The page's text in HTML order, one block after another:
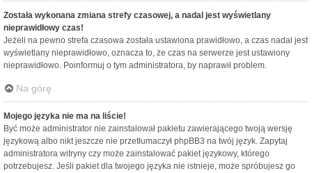
Została wykonana zmiana strefy czasowej, a nadal jest wyświetlany
nieprawidłowy czas!
Jeżeli na pewno strefa czasowa została ustawiona prawidłowo, a czas nadal jest
wyświetlany nieprawidłowo, oznacza to, że czas na serwerze jest ustawiony
nieprawidłowo. Poinformuj o tym administratora, by naprawił problem.
Na górę
Mojego języka nie ma na liście!
Być może administrator nie zainstalował pakietu zawierającego twoją wersję
językową albo nikt jeszcze nie przetłumaczył phpBB3 na twój język. Zapytaj
administratora witryny czy może zainstalować pakiet językowy, którego
potrzebujesz. Jeśli pakiet dla twojego języka nie istnieje, może spróbujesz go